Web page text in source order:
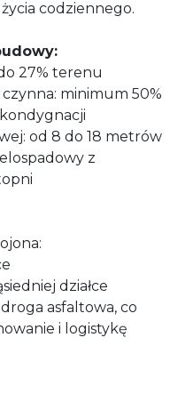
codziennego.
27% terenu
minimum 50%
od 8 do 18 metrów
z
działce
asfaltowa, co
i logistykę